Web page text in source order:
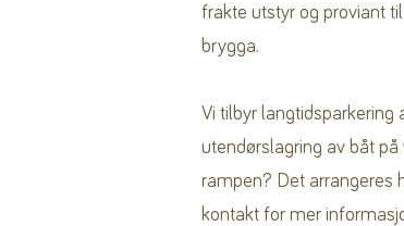
frakte utstyr og proviant
brygga.
Vi tilbyr langtidsparkering
utendørslagring av båt på
rampen? Det arrangeres
kontakt for mer